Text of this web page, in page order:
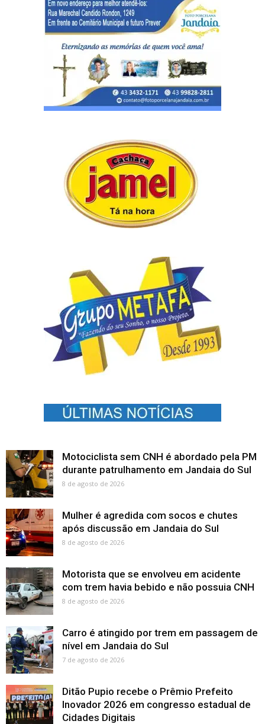
Motociclista sem CNH é abordado pela PM
durante patrulhamento em Jandaia do Sul
8 de agosto de 2026
Mulher é agredida com socos e chutes
após discussão em Jandaia do Sul
8 de agosto de 2026
Motorista que se envolveu em acidente
com trem havia bebido e não possuia CNH
8 de agosto de 2026
Carro é atingido por trem em passagem de
nível em Jandaia do Sul
7 de agosto de 2026
Ditão Pupio recebe o Prêmio Prefeito
Inovador 2026 em congresso estadual de
Cidades Digitais